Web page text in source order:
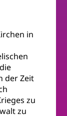
in
der Zeit
zu
zu